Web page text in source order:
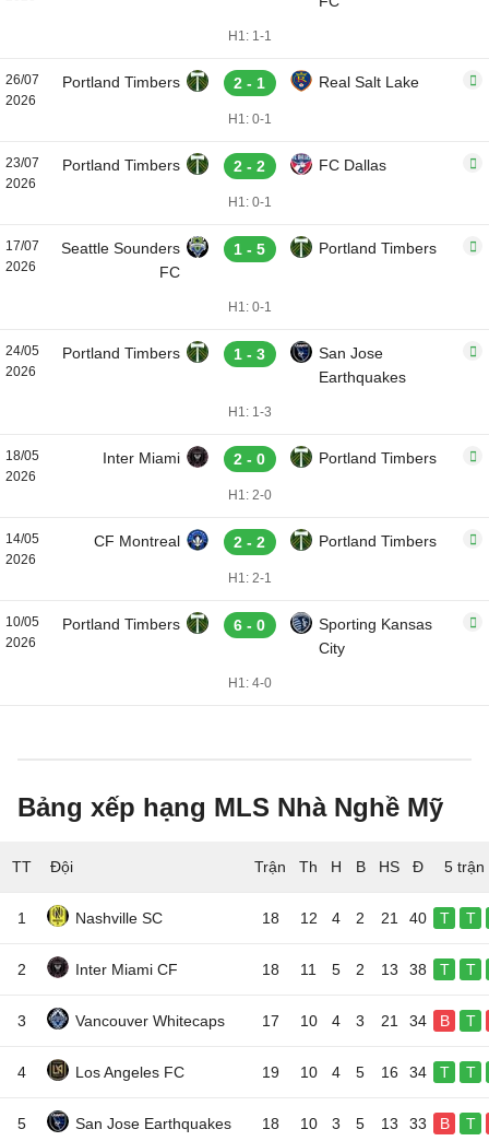
H1: 1-1
26/07
2026
Portland Timbers 2 - 1 Real Salt Lake
H1: 0-1
23/07
2026
Portland Timbers 2 - 2 FC Dallas
H1: 0-1
17/07
2026
Seattle Sounders
FC
1 - 5 Portland Timbers
H1: 0-1
24/05
2026
Portland Timbers 1 - 3
San Jose
Earthquakes
H1: 1-3
18/05
2026
Inter Miami 2 - 0 Portland Timbers
H1: 2-0
14/05
2026
CF Montreal 2 - 2 Portland Timbers
H1: 2-1
10/05
2026
Portland Timbers 6 - 0
Sporting Kansas
City
H1: 4-0
Bảng xếp hạng MLS Nhà Nghề Mỹ
TT Đội 5 trận
1 Nashville SC 18 12 4 2 21 40 T T
2 Inter Miami CF 18 11 5 2 13 38 T T
3 Vancouver Whitecaps 17 10 4 3 21 34 B T
4 Los Angeles FC 19 10 4 5 16 34 T T
5 San Jose Earthquakes 18 10 3 5 13 33 B T